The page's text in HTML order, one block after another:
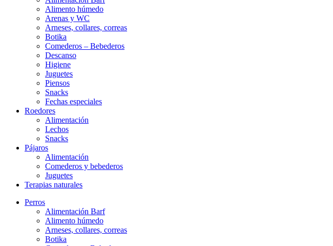
Alimento húmedo
Arenas y WC
Arneses, collares, correas
Botika
Comederos – Bebederos
Descanso
Higiene
Juguetes
Piensos
Snacks
Fechas especiales
Roedores
Alimentación
Lechos
Snacks
Pájaros
Alimentación
Comederos y bebederos
Juguetes
Terapias naturales
Perros
Alimentación Barf
Alimento húmedo
Arneses, collares, correas
Botika